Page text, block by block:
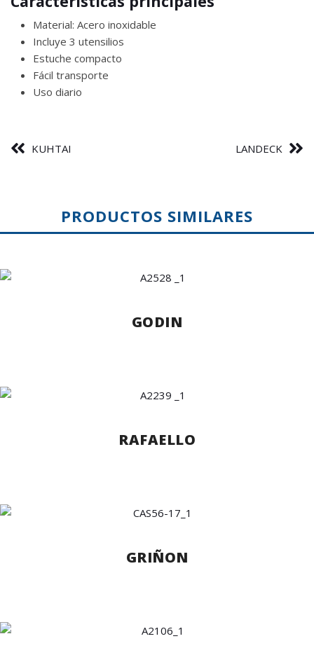
Material: Acero inoxidable
Incluye 3 utensilios
Estuche compacto
Fácil transporte
Uso diario
KUHTAI LANDECK
PRODUCTOS SIMILARES
GODIN
RAFAELLO
GRIÑON